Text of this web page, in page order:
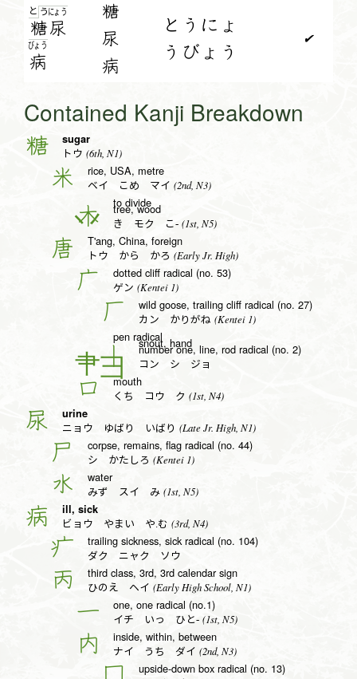
と う
糖
にょ う
尿
びょ う
病
糖
尿
病
とうにょ
うびょう
✔
Contained Kanji Breakdown
糖 sugar
トウ (6th, N1)
米 rice, USA, metre
ベイ こめ マイ (2nd, N3)
to divide
木 tree, wood
き モク こ- (1st, N5)
唐 T'ang, China, foreign
トウ から かろ (Early Jr. High)
广 dotted cliff radical (no. 53)
ゲン (Kentei 1)
厂 wild goose, trailing cliff radical (no. 27)
カン かりがね (Kentei 1)
pen radicalsnout, hand
丨 number one, line, rod radical (no. 2)
コン シ ジョ
口 mouth
くち コウ ク (1st, N4)
尿 urine
ニョウ ゆばり いばり (Late Jr. High, N1)
尸 corpse, remains, flag radical (no. 44)
シ かたしろ (Kentei 1)
水 water
みず スイ み (1st, N5)
病 ill, sick
ビョウ やまい や.む (3rd, N4)
疒 trailing sickness, sick radical (no. 104)
ダク ニャク ソウ
丙 third class, 3rd, 3rd calendar sign
ひのえ ヘイ (Early High School, N1)
一 one, one radical (no.1)
イチ いっ ひと- (1st, N5)
内 inside, within, between
ナイ うち ダイ (2nd, N3)
upside-down box radical (no. 13)